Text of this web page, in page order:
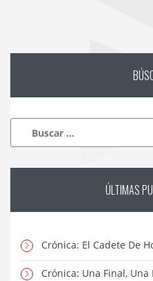
ÚLTIMAS
Crónica: El Cadete De
Crónica: Una Final,